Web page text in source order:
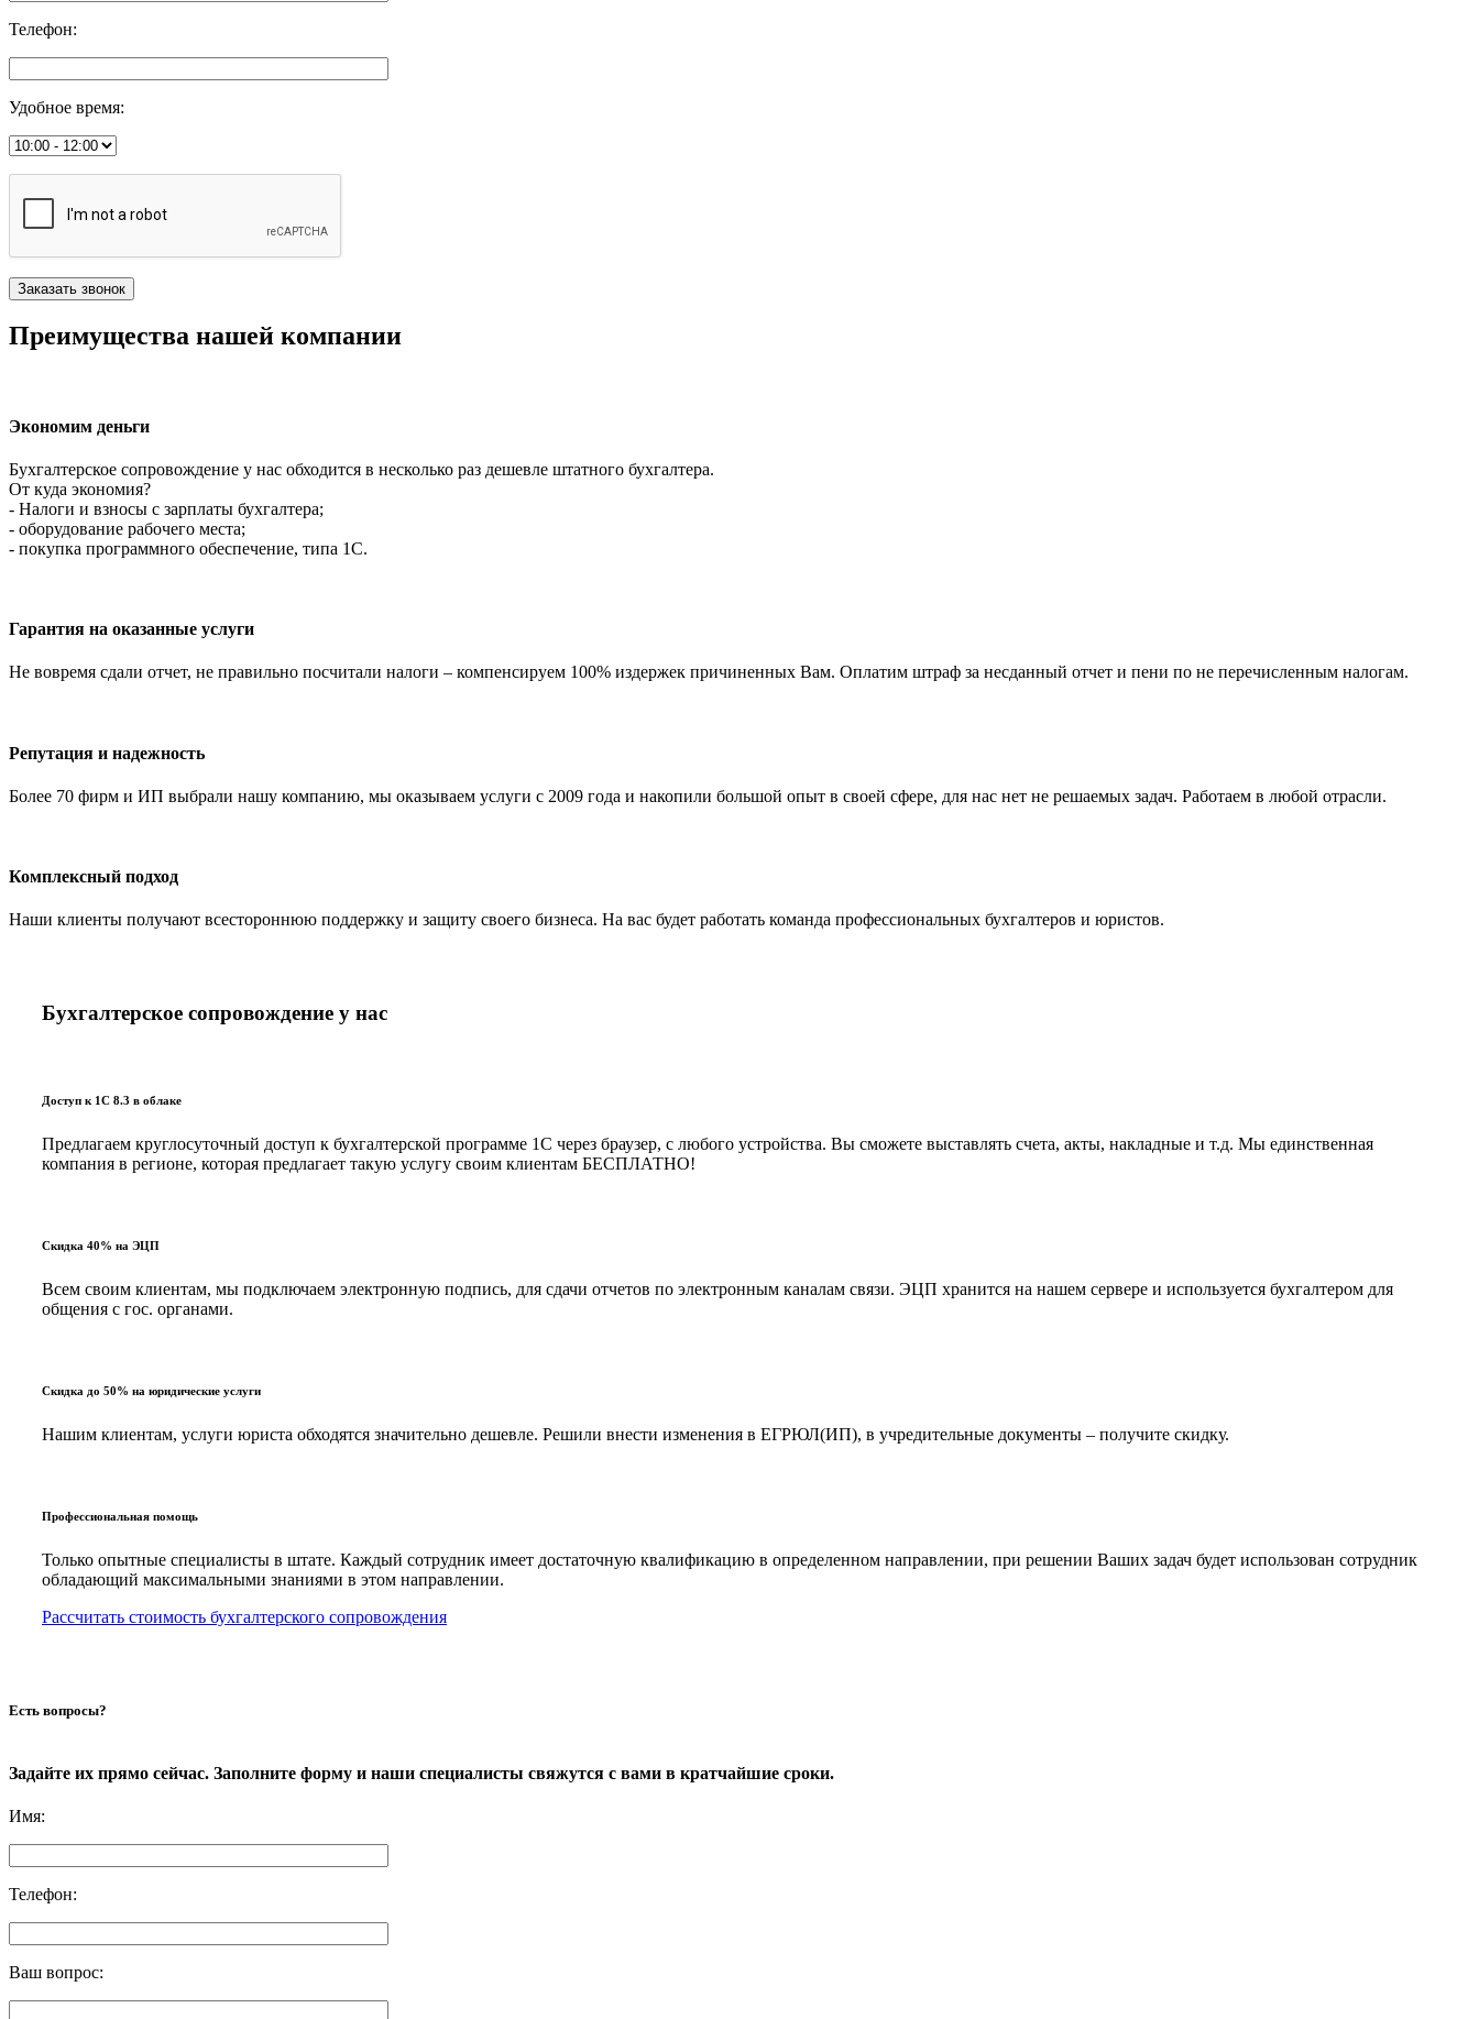
Телефон:
Удобное время:
Преимущества нашей компании
Экономим деньги
Бухгалтерское сопровождение у нас обходится в несколько раз дешевле штатного бухгалтера.
От куда экономия?
- Налоги и взносы с зарплаты бухгалтера;
- оборудование рабочего места;
- покупка программного обеспечение, типа 1С.
Гарантия на оказанные услуги
Не вовремя сдали отчет, не правильно посчитали налоги – компенсируем 100% издержек причиненных Вам. Оплатим штраф за несданный отчет и пени по не перечисленным налогам.
Репутация и надежность
Более 70 фирм и ИП выбрали нашу компанию, мы оказываем услуги с 2009 года и накопили большой опыт в своей сфере, для нас нет не решаемых задач. Работаем в любой отрасли.
Комплексный подход
Наши клиенты получают всестороннюю поддержку и защиту своего бизнеса. На вас будет работать команда профессиональных бухгалтеров и юристов.
Бухгалтерское сопровождение у нас
Доступ к 1С 8.3 в облаке
Предлагаем круглосуточный доступ к бухгалтерской программе 1С через браузер, с любого устройства. Вы сможете выставлять счета, акты, накладные и т.д. Мы единственная
компания в регионе, которая предлагает такую услугу своим клиентам БЕСПЛАТНО!
Скидка 40% на ЭЦП
Всем своим клиентам, мы подключаем электронную подпись, для сдачи отчетов по электронным каналам связи. ЭЦП хранится на нашем сервере и используется бухгалтером для
общения с гос. органами.
Скидка до 50% на юридические услуги
Нашим клиентам, услуги юриста обходятся значительно дешевле. Решили внести изменения в ЕГРЮЛ(ИП), в учредительные документы – получите скидку.
Профессиональная помощь
Только опытные специалисты в штате. Каждый сотрудник имеет достаточную квалификацию в определенном направлении, при решении Ваших задач будет использован сотрудник
обладающий максимальными знаниями в этом направлении.
Рассчитать стоимость бухгалтерского сопровождения
Есть вопросы?
Задайте их прямо сейчас. Заполните форму и наши специалисты свяжутся с вами в кратчайшие сроки.
Имя:
Телефон:
Ваш вопрос: